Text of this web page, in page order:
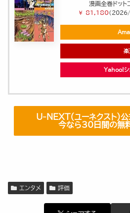
漫画全巻ドッ
￥ 81,180（
楽
Yahoo!シ
U-NEXT（ユーネクスト）
今なら30日間の無
エンタメ 評価